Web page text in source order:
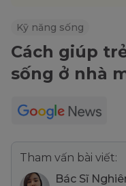
Kỹ năng sống
Cách giúp
sống ở nhà
Tham vấn bài viết:
Bác Sĩ